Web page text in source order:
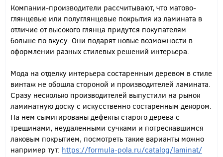
Компании-производители рассчитывают, что матово-
глянцевые или полуглянцевые покрытия из ламината в
отличие от высокого глянца придутся покупателям
больше по вкусу. Они подарят новые возможности в
оформлении разных стилевых решений интерьера.
Мода на отделку интерьера состаренным деревом в стиле
винтаж не обошла стороной и производителей ламината.
Сразу несколько производителей выпустили на рынок
ламинатную доску с искусственно состаренным декором.
На нем сымитированы дефекты старого дерева с
трещинами, неудаленными сучками и потрескавшимся
лаковым покрытием, посмотреть такие варианты можно
например тут: https://formula-pola.ru/catalog/laminat/